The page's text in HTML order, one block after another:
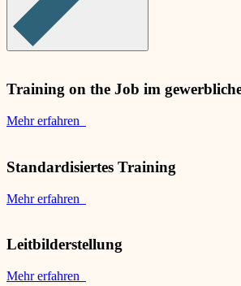
Training on the Job im
Mehr erfahren
Standardisiertes Training
Mehr erfahren
Leitbilderstellung
Mehr erfahren